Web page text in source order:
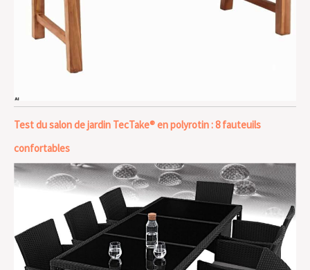
Test du salon de jardin TecTake® en polyrotin : 8 fauteuils
confortables